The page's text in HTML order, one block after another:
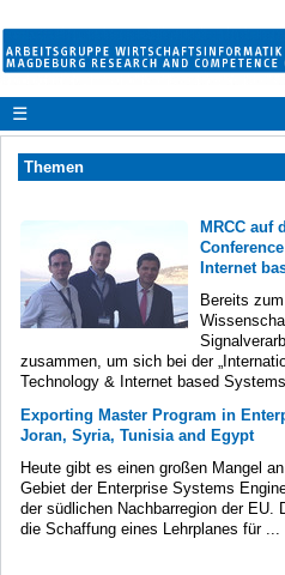
☰
Themen
MRCC auf
Internet
Bereits
zusammen, um sich bei der
Technology & Internet based
Exporting Master Program in
Joran, Syria, Tunisia and Egypt
Heute gibt es einen großen Mangel
Gebiet der Enterprise Systems
der südlichen Nachbarregion der
die Schaffung eines Lehrplanes für ...